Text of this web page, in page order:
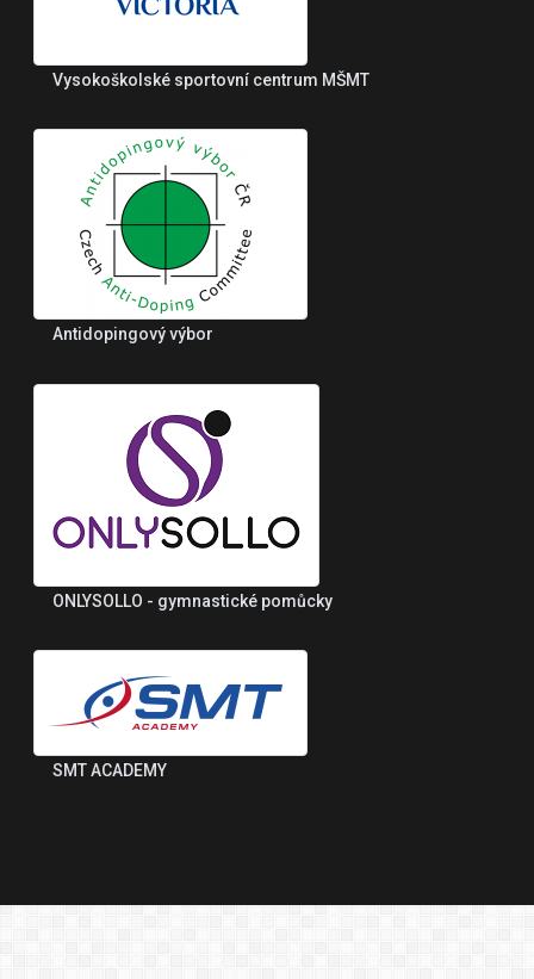
Vysokoškolské sportovní centrum MŠMT
Antidopingový výbor
ONLYSOLLO - gymnastické pomůcky
SMT ACADEMY